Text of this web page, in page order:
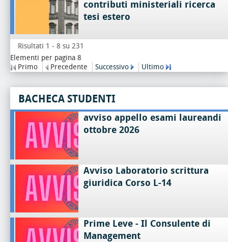
contributi ministeriali ricerca
tesi estero
Risultati 1 - 8 su 231
Elementi per pagina 8
Primo
Precedente Successivo Ultimo
BACHECA STUDENTI
avviso appello esami laureandi
ottobre 2026
Avviso Laboratorio scrittura
giuridica Corso L-14
Prime Leve - Il Consulente di
Management